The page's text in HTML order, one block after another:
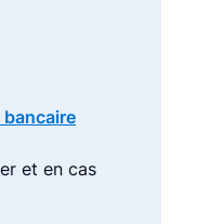
et en cas